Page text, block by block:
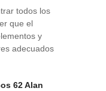
todos los
que el
y
adecuados
62 Alan